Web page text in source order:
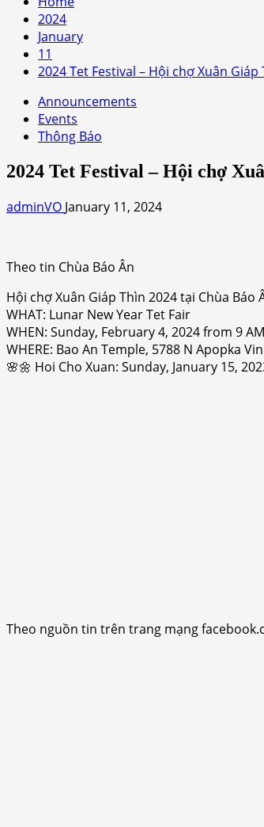
2024
January
11
2024 Tet Festival – Hội chợ Xuân
Announcements
Events
Thông Báo
2024 Tet Festival – Hội chợ
adminVO January 11, 2024
Theo tin Chùa Báo Ân
Hội chợ Xuân Giáp Thìn 2024 tại Chùa
WHAT: Lunar New Year Tet Fair
WHEN: Sunday, February 4, 2024 from 9
WHERE: Bao An Temple, 5788 N Apopka
🌸🌼 Hoi Cho Xuan: Sunday, January 15,
Theo nguồn tin trên trang mạng